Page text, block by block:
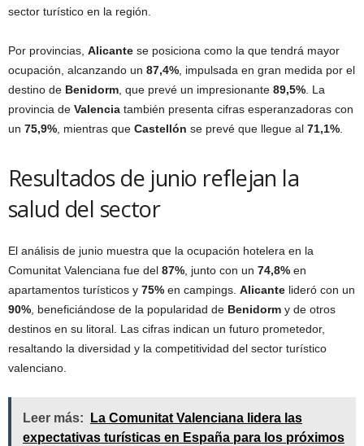
sector turístico en la región.
Por provincias, Alicante se posiciona como la que tendrá mayor
ocupación, alcanzando un 87,4%, impulsada en gran medida por el
destino de Benidorm, que prevé un impresionante 89,5%. La
provincia de Valencia también presenta cifras esperanzadoras con
un 75,9%, mientras que Castellón se prevé que llegue al 71,1%.
Resultados de junio reflejan la
salud del sector
El análisis de junio muestra que la ocupación hotelera en la
Comunitat Valenciana fue del 87%, junto con un 74,8% en
apartamentos turísticos y 75% en campings. Alicante lideró con un
90%, beneficiándose de la popularidad de Benidorm y de otros
destinos en su litoral. Las cifras indican un futuro prometedor,
resaltando la diversidad y la competitividad del sector turístico
valenciano.
Leer más:
La Comunitat Valenciana lidera las
expectativas turísticas en España para los próximos